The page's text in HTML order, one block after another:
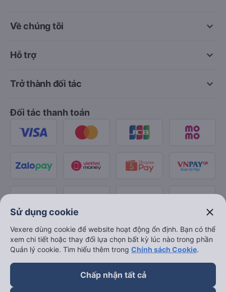
keyboard_arrow_down
Về chúng tôi
keyboard_arrow_down
Hỗ trợ
keyboard_arrow_down
Trở thành đối tác
Đối tác thanh toán
Sử dụng cookie close
Vexere dùng cookie để website hoạt động ổn định. Bạn có thể
xem chi tiết hoặc thay đổi lựa chọn bất kỳ lúc nào trong phần
Quản lý cookie. Tìm hiểu thêm trong Chính sách Cookie.
Chấp nhận tất cả